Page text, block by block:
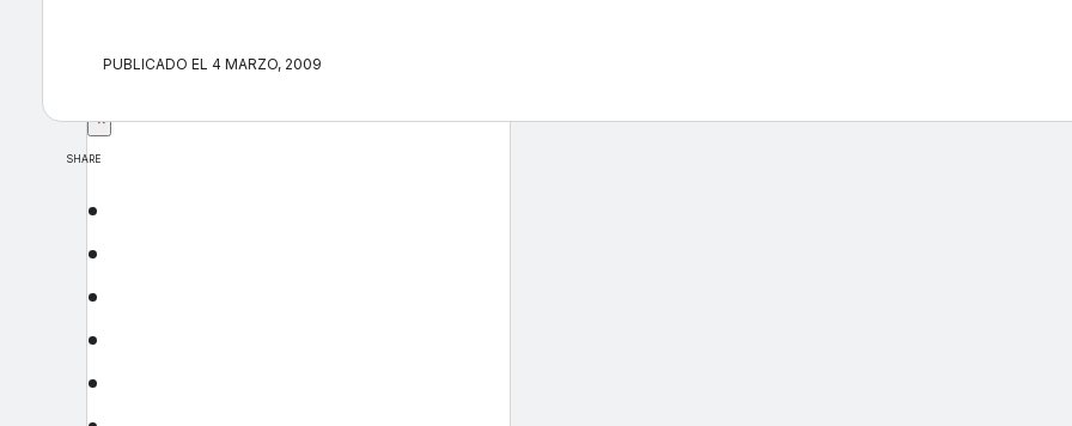
×
PUBLICADO EL 4 MARZO, 2009
SHARE